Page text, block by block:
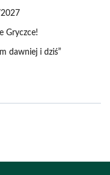
Gryczce!
dawniej i dziś”